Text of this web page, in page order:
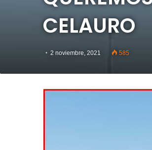
CELAURO
2 noviembre, 2021 585